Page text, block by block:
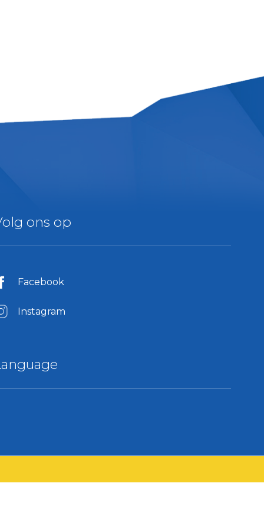
ons op
Facebook
Instagram